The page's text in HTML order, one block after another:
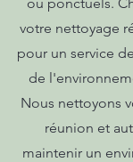
votre nettoyage
pour un service
de
Nous nettoyons
réunion et
maintenir un